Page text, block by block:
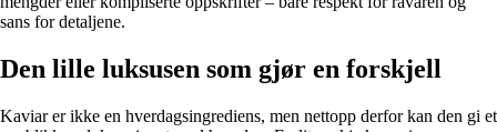
sans for detaljene.
Den lille luksusen som gjør en forskjell
Kaviar er ikke en hverdagsingrediens, men nettopp derfor kan den gi et